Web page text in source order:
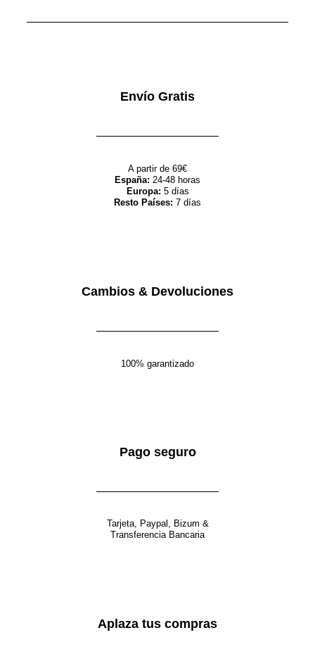
Envío Gratis
A partir de 69€
España: 24-48 horas
Europa: 5 días
Resto Países: 7 días
Cambios & Devoluciones
100% garantizado
Pago seguro
Tarjeta, Paypal, Bizum &
Transferencia Bancaria
Aplaza tus compras